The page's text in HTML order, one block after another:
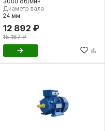
Диаметр вала
24 мм
12 892 ₽
15 167 ₽